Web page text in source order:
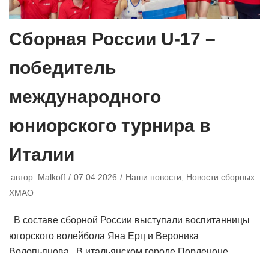
Сборная России U-17 –
победитель
международного
юниорского турнира в
Италии
автор: Malkoff 07.04.2026 Наши новости
Новости сборных
ХМАО
В составе сборной России выступали воспитанницы
югорского волейбола Яна Ерц и Вероника